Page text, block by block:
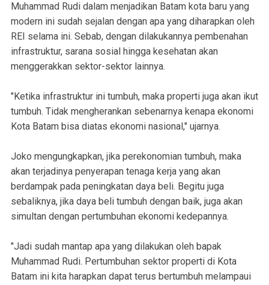
Muhammad Rudi dalam menjadikan Batam kota baru yang
modern ini sudah sejalan dengan apa yang diharapkan oleh
REI selama ini. Sebab, dengan dilakukannya pembenahan
infrastruktur, sarana sosial hingga kesehatan akan
menggerakkan sektor-sektor lainnya.
"Ketika infrastruktur ini tumbuh, maka properti juga akan ikut
tumbuh. Tidak mengherankan sebenarnya kenapa ekonomi
Kota Batam bisa diatas ekonomi nasional," ujarnya.
Joko mengungkapkan, jika perekonomian tumbuh, maka
akan terjadinya penyerapan tenaga kerja yang akan
berdampak pada peningkatan daya beli. Begitu juga
sebaliknya, jika daya beli tumbuh dengan baik, juga akan
simultan dengan pertumbuhan ekonomi kedepannya.
"Jadi sudah mantap apa yang dilakukan oleh bapak
Muhammad Rudi. Pertumbuhan sektor properti di Kota
Batam ini kita harapkan dapat terus bertumbuh melampaui